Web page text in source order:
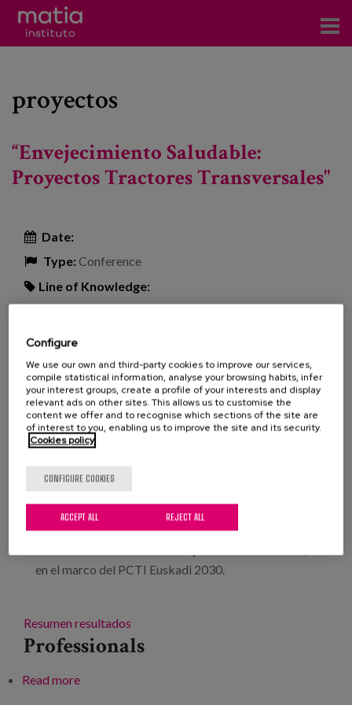
Research
Participation in forums
Training
Press
Work with us
proyectos
“Envejecimiento Saludable:
Proyectos Tractores Transversales"
Date:
Type:Conference
Line of Knowledge:
Acto que ha reunido a apersonas procedentes de
diferentes entidades del entorno sanitario,
sociosanitario, científico, tecnológico, empresarial y
de la administración, han participado en un
encuentro para identificar nuevos Proyectos
Tractores Transversales Colaborativos en el ámbito
del Envejecimiento Saludable, celebrado el jueves,
18 de enero, en el Palacio de Europa, en Vitoria-
Gasteiz. La jornada está relacionada con la Iniciativa
en el marco del PCTI Euskadi 2030.
Resumen resultados
Professionals
Read moreabout “Envejecimiento Saludable: Proyectos
Configure
We use our own and third-party cookies to improve our services,
compile statistical information, analyse your browsing habits, infer
your interest groups, create a profile of your interests and display
relevant ads on other sites. This allows us to customise the
content we offer and to recognise which sections of the site are
of interest to you, enabling us to improve the site and its security.
Cookies policy
CONFIGURE COOKIES
REJECT ALL
ACCEPT ALL